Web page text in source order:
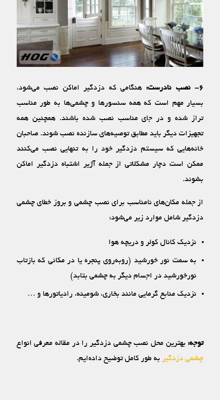
۶- نصب نادرست:
هنگامی که دزدگیر اماکن نصب می‌شود،
بسیار مهم است که همه سنسورها و چشمی‌ها به طور مناسب
تراز شده و در جای مناسب نصب شده باشند. همچنین همه
تجهیزات دیگر باید مطابق توصیه‌های سازنده نصب شوند. صاحبان
خانه‌هایی که سیستم دزدگیر خود را به تنهایی نصب می‌کنند
ممکن است دچار مشکلاتی از جمله آژیر اشتباه دزدگیر اماکن
بشوند.
از جمله مکان‌های نامناسب برای نصب چشمی و بروز خطای چشمی
دزدگیر شامل موارد زیر می‌شود:
نزدیک کانال کولر و دریچه هوا
به سمت نور خورشید (روبه‌روی پنجره یا در مکانی که بازتاب
نورخورشید در اجسام دیگر به چشمی بتابد)
نزدیک منابع گرمایی مانند بخاری، شومینه، رادیاتورها و …
توجه: بهترین محل نصب چشمی دزدگیر را در مقاله معرفی انواع
چشمی دزدگیر به طور کامل توضیح داده‌ایم.